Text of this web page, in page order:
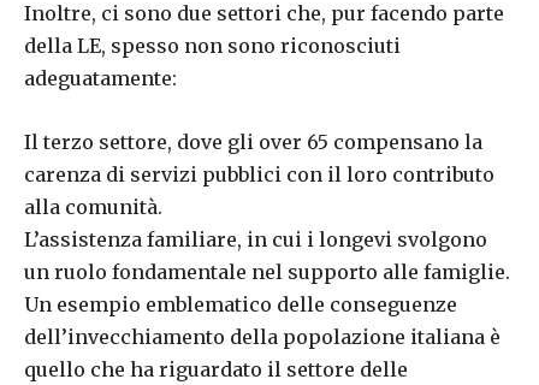
Inoltre, ci sono due settori che, pur facendo parte
della LE, spesso non sono riconosciuti
adeguatamente:
Il terzo settore, dove gli over 65 compensano la
carenza di servizi pubblici con il loro contributo
alla comunità.
L’assistenza familiare, in cui i longevi svolgono
un ruolo fondamentale nel supporto alle famiglie.
Un esempio emblematico delle conseguenze
dell’invecchiamento della popolazione italiana è
quello che ha riguardato il settore delle